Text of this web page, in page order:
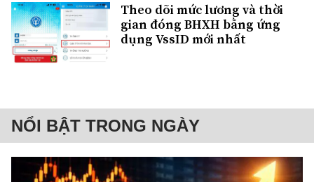
Theo dõi mức lương và thời
gian đóng BHXH bằng ứng
dụng VssID mới nhất
NỔI BẬT TRONG NGÀY